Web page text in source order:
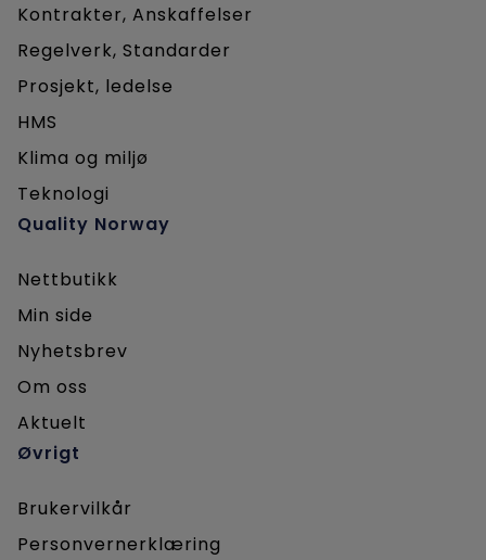
Kontrakter, Anskaffelser
Regelverk, Standarder
Prosjekt, ledelse
HMS
Klima og miljø
Teknologi
Quality Norway
Nettbutikk
Min side
Nyhetsbrev
Om oss
Aktuelt
Øvrigt
Brukervilkår
Personvernerklæring